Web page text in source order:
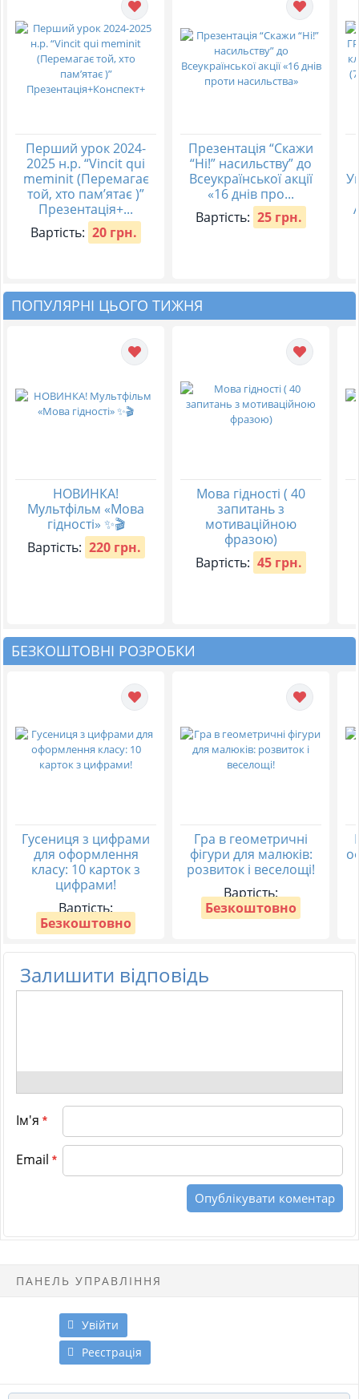
Перший урок 2024-
2025 н.р. “Vincit qui
meminit (Перемагає
той, хто пам’ятає )”
Презентація+...
Вартість: 20 грн.
Презентація “Скажи
“Ні!” насильству” до
Всеукраїнської акції
«16 днів про...
Вартість: 25 грн.
ПОПУЛЯРНІ ЦЬОГО ТИЖНЯ
НОВИНКА!
Мультфільм «Мова
гідності» ✨🎬
Вартість: 220 грн.
Мова гідності ( 40
запитань з
мотиваційною
фразою)
Вартість: 45 грн.
БЕЗКОШТОВНІ РОЗРОБКИ
Гусениця з цифрами
для оформлення
класу: 10 карток з
цифрами!
Вартість:
Безкоштовно
Гра в геометричні
фігури для малюків:
розвиток і веселощі!
Вартість:
Безкоштовно
Залишити відповідь
Ім'я *
Email *
ПАНЕЛЬ УПРАВЛІННЯ
Увійти
Реєстрація